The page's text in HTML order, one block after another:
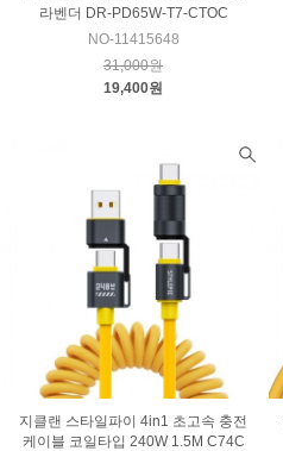
라벤더 DR-PD65W-T7-CTOC
NO-11415648
31,000원
19,400원
지클랜 스타일파이 4in1 초고속 충전
케이블 코일타입 240W 1.5M C74C